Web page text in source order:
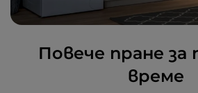
Повече пране за
време